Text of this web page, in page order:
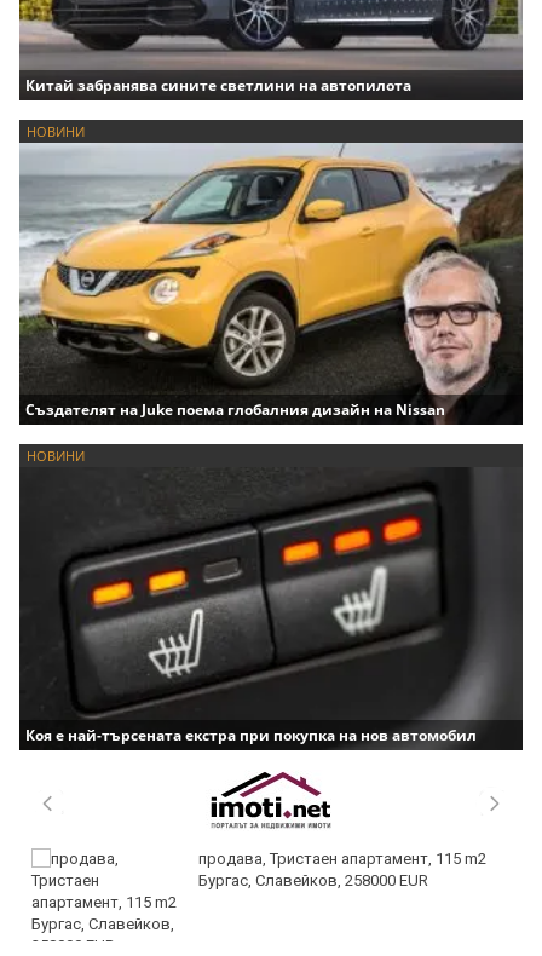
Китай забранява сините светлини на автопилота
НОВИНИ
Създателят на Juke поема глобалния дизайн на Nissan
НОВИНИ
Коя е най-търсената екстра при покупка на нов автомобил
продава, Тристаен апартамент, 115 m2
Бургас, Славейков, 258000 EUR